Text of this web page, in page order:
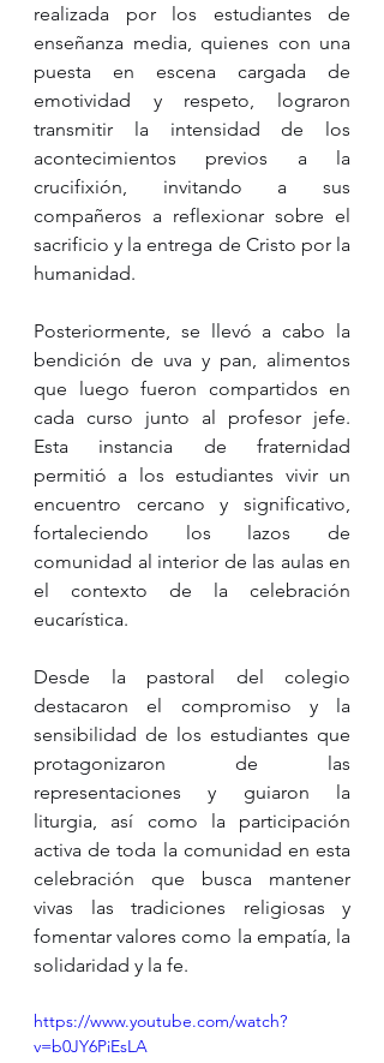
realizada por los estudiantes de
enseñanza media, quienes con una
puesta en escena cargada de
emotividad y respeto, lograron
transmitir la intensidad de los
acontecimientos previos a la
crucifixión, invitando a sus
compañeros a reflexionar sobre el
sacrificio y la entrega de Cristo por la
humanidad.
Posteriormente, se llevó a cabo la
bendición de uva y pan, alimentos
que luego fueron compartidos en
cada curso junto al profesor jefe.
Esta instancia de fraternidad
permitió a los estudiantes vivir un
encuentro cercano y significativo,
fortaleciendo los lazos de
comunidad al interior de las aulas en
el contexto de la celebración
eucarística.
Desde la pastoral del colegio
destacaron el compromiso y la
sensibilidad de los estudiantes que
protagonizaron de las
representaciones y guiaron la
liturgia, así como la participación
activa de toda la comunidad en esta
celebración que busca mantener
vivas las tradiciones religiosas y
fomentar valores como la empatía, la
solidaridad y la fe.
https://www.youtube.com/watch?
v=b0JY6PiEsLA